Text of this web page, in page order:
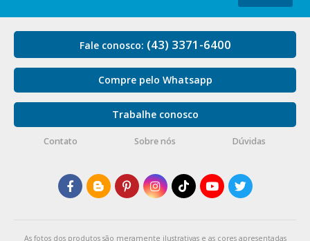
Fale conosco: (43) 3371-6400
Compre pelo Whatsapp
Trabalhe conosco
Contato Sobre nós Dúvidas
As fotos dos produtos são meramente ilustrativas e as cores apresentadas